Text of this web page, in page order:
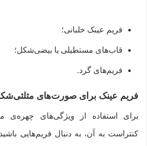
فریم عینک خلبانی؛
قاب‌های مستطیلی یا بیضی‌شکل؛
فریم‌های گرد.
فریم عینک برای صورت‌های
برای استفاده از ویژگی‌های چهره‌ی
کنتراست به آن، به دنبال فریم‌هایی